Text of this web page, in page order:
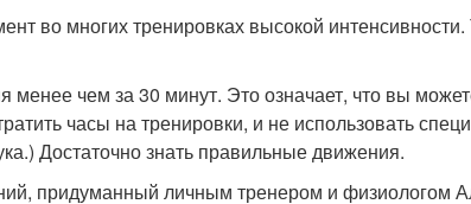
во многих тренировках высокой интенсивности.
менее чем за 30 минут. Это означает, что вы
часы на тренировки, и не использовать
Достаточно знать правильные движения.
придуманный личным тренером и физиологом